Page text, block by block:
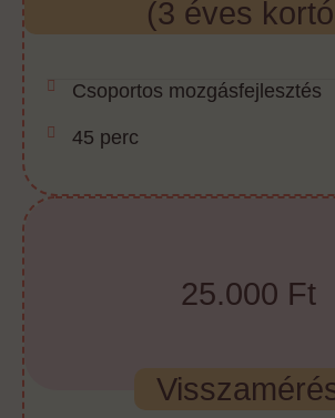
(3 éves
Csoportos mozgásfejlesztés
45 perc
25.000 Ft